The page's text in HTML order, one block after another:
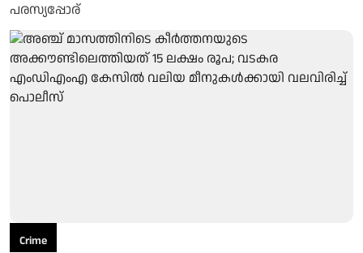
Crime